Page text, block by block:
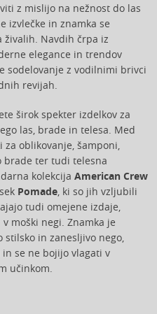
z mislijo na nežnost do las
izvlečke in znamka se
Navdih črpa iz
elegance in trendov
sodelovanje z vodilnimi brivci
revijah.
širok spekter izdelkov za
las, brade in telesa. Med
za oblikovanje, šamponi,
brade ter tudi telesna
kolekcija American Crew
Pomade, ki so jih vzljubili
tudi omejene izdaje,
moški negi. Znamka je
stilsko in zanesljivo nego,
se ne bojijo vlagati v
učinkom.